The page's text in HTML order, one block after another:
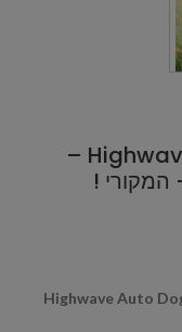
Highwave Auto Dog Mug Leaktight –
!
Highwave Auto